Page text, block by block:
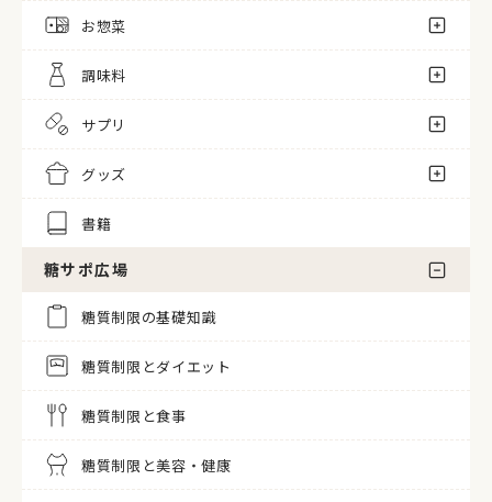
お惣菜
調味料
サプリ
グッズ
書籍
糖サポ広場
糖質制限の基礎知識
糖質制限とダイエット
糖質制限と食事
糖質制限と美容・健康